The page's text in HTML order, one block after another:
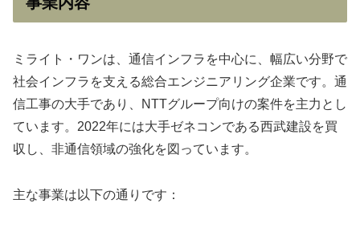
ミライト・ワンは、通信インフラを中心に、幅広い分野で
社会インフラを支える総合エンジニアリング企業です。通
信工事の大手であり、NTTグループ向けの案件を主力とし
ています。2022年には大手ゼネコンである西武建設を買
収し、非通信領域の強化を図っています。
主な事業は以下の通りです：